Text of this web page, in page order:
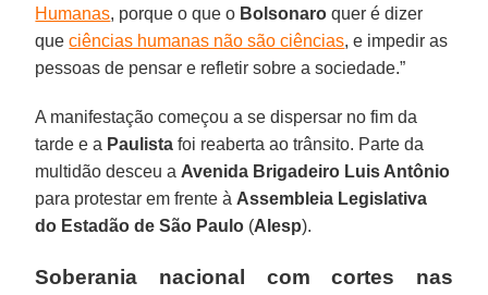
Humanas, porque o que o Bolsonaro quer é dizer
queciências humanas não são ciências, e impedir as
pessoas de pensar e refletir sobre a sociedade.”
A manifestação começou a se dispersar no fim da
tarde e a Paulista foi reaberta ao trânsito. Parte da
multidão desceu a Avenida Brigadeiro Luis Antônio
para protestar em frente à Assembleia Legislativa
do Estadão de São Paulo (Alesp).
Soberania nacional com cortes nas